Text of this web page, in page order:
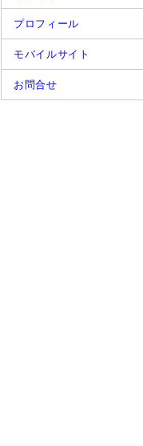
プロフィール
モバイルサイト
お問合せ